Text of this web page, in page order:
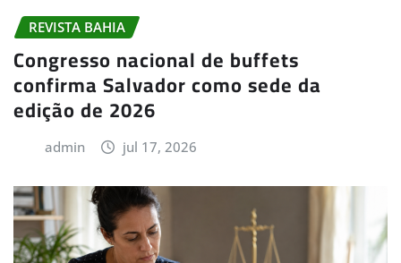
REVISTA BAHIA
Congresso nacional de buffets
confirma Salvador como sede da
edição de 2026
admin jul 17, 2026